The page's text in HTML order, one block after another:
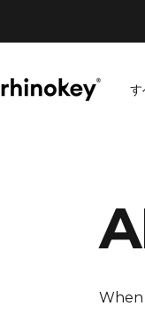
Rhinokey® す
When